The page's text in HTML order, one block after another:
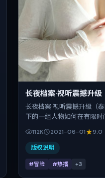
长夜档案·视听震撼升级
长夜档案·视听震撼升级（
下的一组人物如何在有限
晖、松坂桃李、赵涛、杨幂
影片定于 2021-06-01 起
112K 2021-06-01 9.0
版权说明
#冒险 #热播 +3